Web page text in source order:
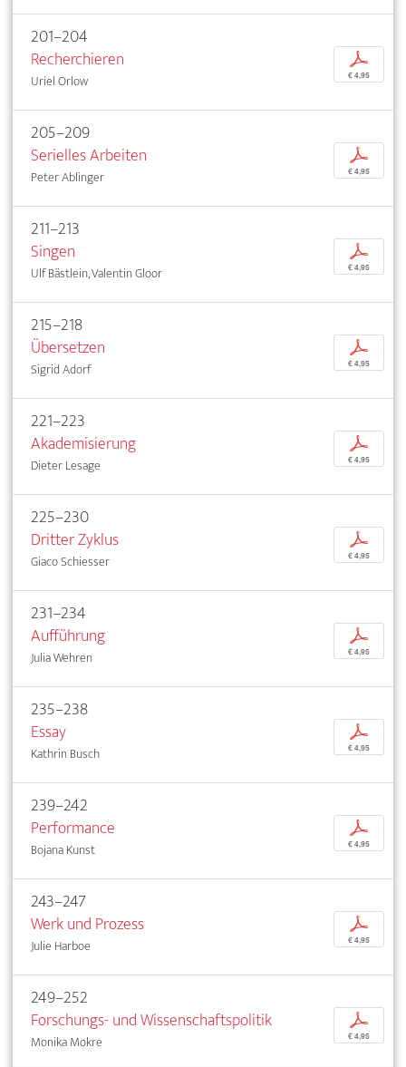
201–204
Recherchieren
Uriel Orlow
p
€ 4,95
205–209
Serielles Arbeiten
Peter Ablinger
p
€ 4,95
211–213
Singen
Ulf Bästlein, Valentin Gloor
p
€ 4,95
215–218
Übersetzen
Sigrid Adorf
p
€ 4,95
221–223
Akademisierung
Dieter Lesage
p
€ 4,95
225–230
Dritter Zyklus
Giaco Schiesser
p
€ 4,95
231–234
Aufführung
Julia Wehren
p
€ 4,95
235–238
Essay
Kathrin Busch
p
€ 4,95
239–242
Performance
Bojana Kunst
p
€ 4,95
243–247
Werk und Prozess
Julie Harboe
p
€ 4,95
249–252
Forschungs- und Wissenschaftspolitik
Monika Mokre
p
€ 4,95